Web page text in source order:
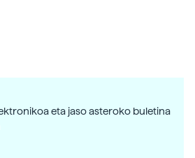
eta jaso asteroko buletina